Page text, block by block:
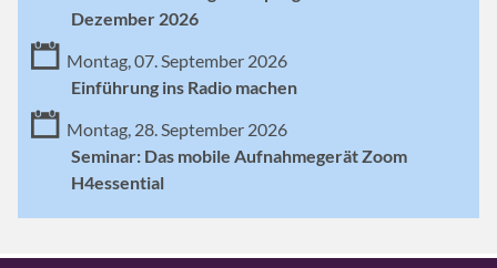
Dezember 2026
Montag, 07. September 2026
Einführung ins Radio machen
Montag, 28. September 2026
Seminar: Das mobile Aufnahmegerät Zoom
H4essential